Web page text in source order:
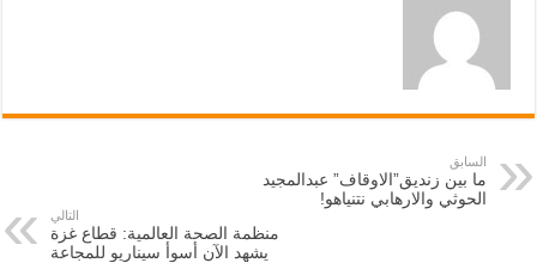
السابق
ما بين زنديق”الاوقاف” عبدالمجيد
الحوثي والارهابي نتنياهو!
التالي
منظمة الصحة العالمية: قطاع غزة
يشهد الآن أسوأ سيناريو للمجاعة